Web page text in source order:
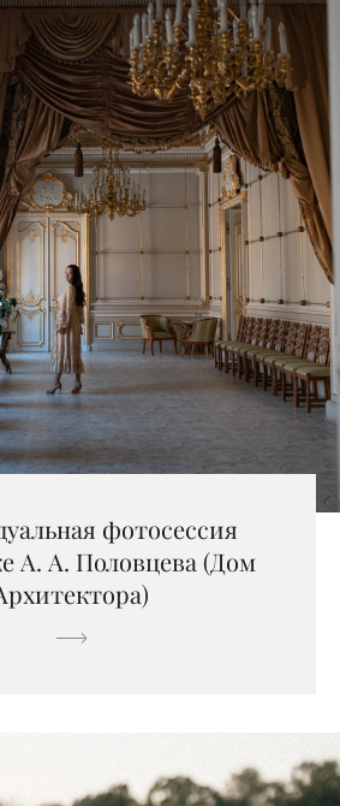
фотосессия
А. А. Половцева (Дом